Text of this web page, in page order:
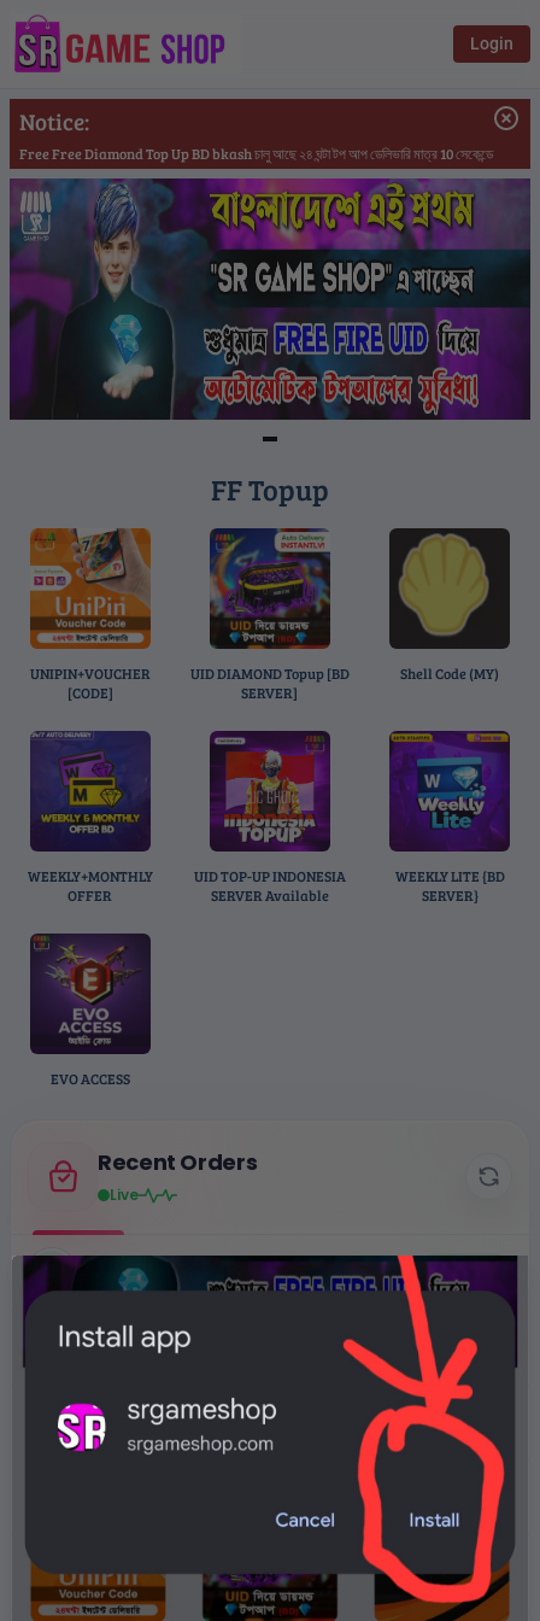
Login
Notice:
Free Free Diamond Top Up BD bkash চালু আছে ২৪ ঘন্টা টপ আপ ডেলিভারি মাত্র 10 সেকেন্ডে
FF Topup
UNIPIN+VOUCHER
[CODE]
UID DIAMOND Topup [BD
SERVER]
Shell Code (MY)
WEEKLY+MONTHLY
OFFER
UID TOP-UP INDONESIA
SERVER Available
WEEKLY LITE {BD
SERVER}
EVO ACCESS
Recent Orders
Live
Oli
240 Diamond - ৳158
✓
Oli
610 Diamond - ৳400
Done
Oli
1240 Diamond - ৳800
Done
Done
3x weekly- ৳474
✓ Done